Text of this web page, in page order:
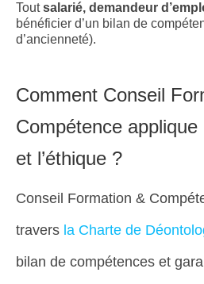
Toutsalarié, demandeur
bénéficier d’un bilan de
d’ancienneté).
Comment Conseil
Compétence
et l’éthique ?
Conseil Formation &
travers la Charte de
bilan de compétences et